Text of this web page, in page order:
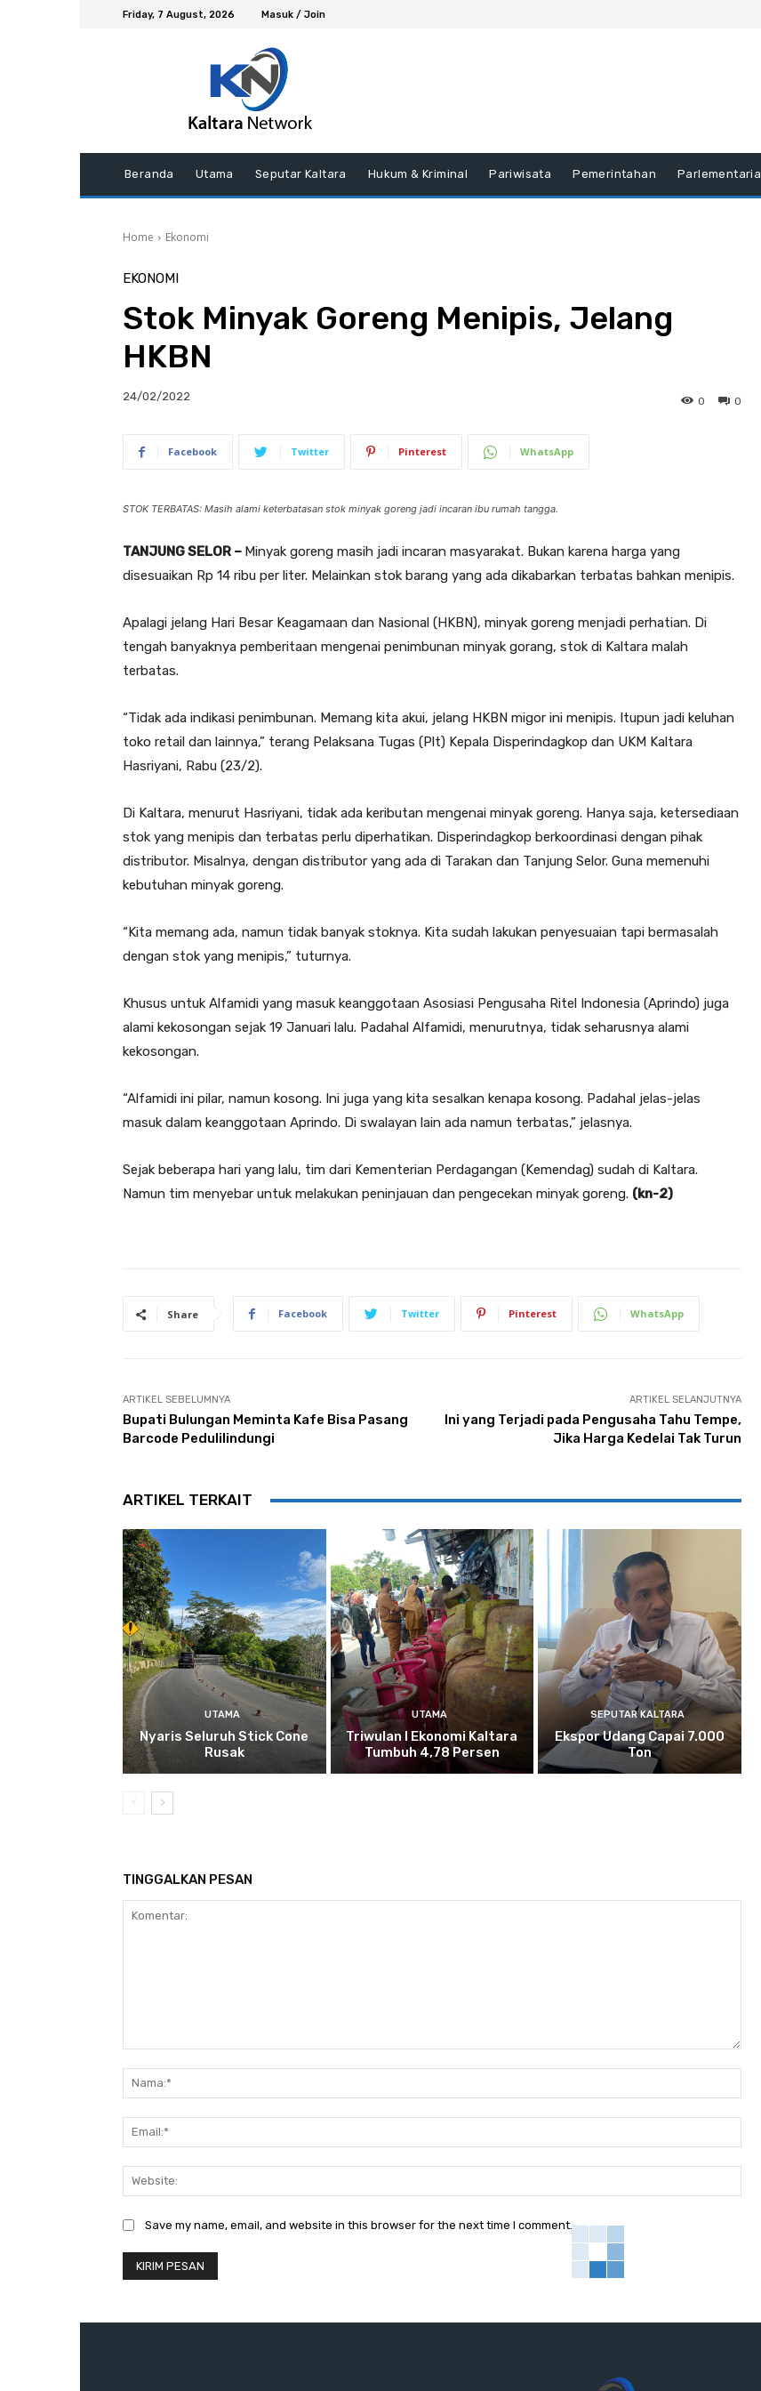
Friday, 7 August, 2026 Masuk / Join
Beranda Utama Seputar Kaltara Hukum & Kriminal Pariwisata Pemerintahan Parlementaria
Home Ekonomi
EKONOMI
Stok Minyak Goreng Menipis, Jelang
HKBN
24/02/2022 0
0
Facebook Twitter Pinterest WhatsApp
STOK TERBATAS: Masih alami keterbatasan stok minyak goreng jadi incaran ibu rumah tangga.
TANJUNG SELOR – Minyak goreng masih jadi incaran masyarakat. Bukan karena harga yang
disesuaikan Rp 14 ribu per liter. Melainkan stok barang yang ada dikabarkan terbatas bahkan menipis.
Apalagi jelang Hari Besar Keagamaan dan Nasional (HKBN), minyak goreng menjadi perhatian. Di
tengah banyaknya pemberitaan mengenai penimbunan minyak gorang, stok di Kaltara malah
terbatas.
“Tidak ada indikasi penimbunan. Memang kita akui, jelang HKBN migor ini menipis. Itupun jadi keluhan
toko retail dan lainnya,” terang Pelaksana Tugas (Plt) Kepala Disperindagkop dan UKM Kaltara
Hasriyani, Rabu (23/2).
Di Kaltara, menurut Hasriyani, tidak ada keributan mengenai minyak goreng. Hanya saja, ketersediaan
stok yang menipis dan terbatas perlu diperhatikan. Disperindagkop berkoordinasi dengan pihak
distributor. Misalnya, dengan distributor yang ada di Tarakan dan Tanjung Selor. Guna memenuhi
kebutuhan minyak goreng.
“Kita memang ada, namun tidak banyak stoknya. Kita sudah lakukan penyesuaian tapi bermasalah
dengan stok yang menipis,” tuturnya.
Khusus untuk Alfamidi yang masuk keanggotaan Asosiasi Pengusaha Ritel Indonesia (Aprindo) juga
alami kekosongan sejak 19 Januari lalu. Padahal Alfamidi, menurutnya, tidak seharusnya alami
kekosongan.
“Alfamidi ini pilar, namun kosong. Ini juga yang kita sesalkan kenapa kosong. Padahal jelas-jelas
masuk dalam keanggotaan Aprindo. Di swalayan lain ada namun terbatas,” jelasnya.
Sejak beberapa hari yang lalu, tim dari Kementerian Perdagangan (Kemendag) sudah di Kaltara.
Namun tim menyebar untuk melakukan peninjauan dan pengecekan minyak goreng. (kn-2)
Share Facebook Twitter Pinterest WhatsApp
ARTIKEL SEBELUMNYA
Bupati Bulungan Meminta Kafe Bisa Pasang
Barcode Pedulilindungi
ARTIKEL SELANJUTNYA
Ini yang Terjadi pada Pengusaha Tahu Tempe,
Jika Harga Kedelai Tak Turun
ARTIKEL TERKAIT
UTAMA
Nyaris Seluruh Stick Cone
Rusak
UTAMA
Triwulan I Ekonomi Kaltara
Tumbuh 4,78 Persen
SEPUTAR KALTARA
Ekspor Udang Capai 7.000
Ton
TINGGALKAN PESAN
Save my name, email, and website in this browser for the next time I comment.